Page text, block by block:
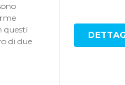
questi
di due